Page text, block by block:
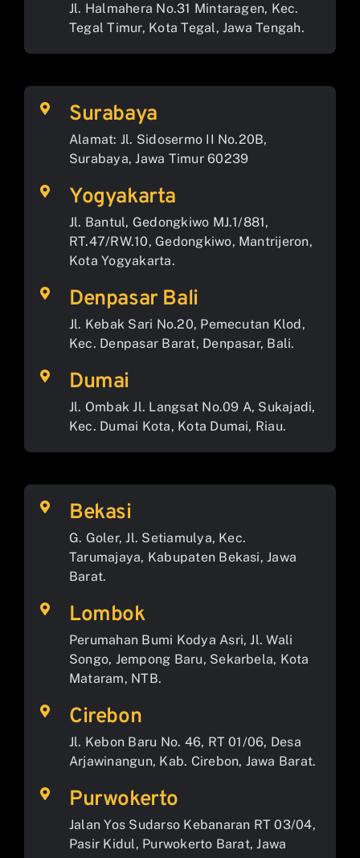
Jl. Halmahera No.31 Mintaragen, Kec.
Tegal Timur, Kota Tegal, Jawa Tengah.
Surabaya
Alamat: Jl. Sidosermo II No.20B,
Surabaya, Jawa Timur 60239
Yogyakarta
Jl. Bantul, Gedongkiwo MJ.1/881,
RT.47/RW.10, Gedongkiwo, Mantrijeron,
Kota Yogyakarta.
Denpasar Bali
Jl. Kebak Sari No.20, Pemecutan Klod,
Kec. Denpasar Barat, Denpasar, Bali.
Dumai
Jl. Ombak Jl. Langsat No.09 A, Sukajadi,
Kec. Dumai Kota, Kota Dumai, Riau.
Bekasi
G. Goler, Jl. Setiamulya, Kec.
Tarumajaya, Kabupaten Bekasi, Jawa
Barat.
Lombok
Perumahan Bumi Kodya Asri, Jl. Wali
Songo, Jempong Baru, Sekarbela, Kota
Mataram, NTB.
Cirebon
Jl. Kebon Baru No. 46, RT 01/06, Desa
Arjawinangun, Kab. Cirebon, Jawa Barat.
Purwokerto
Jalan Yos Sudarso Kebanaran RT 03/04,
Pasir Kidul, Purwokerto Barat, Jawa